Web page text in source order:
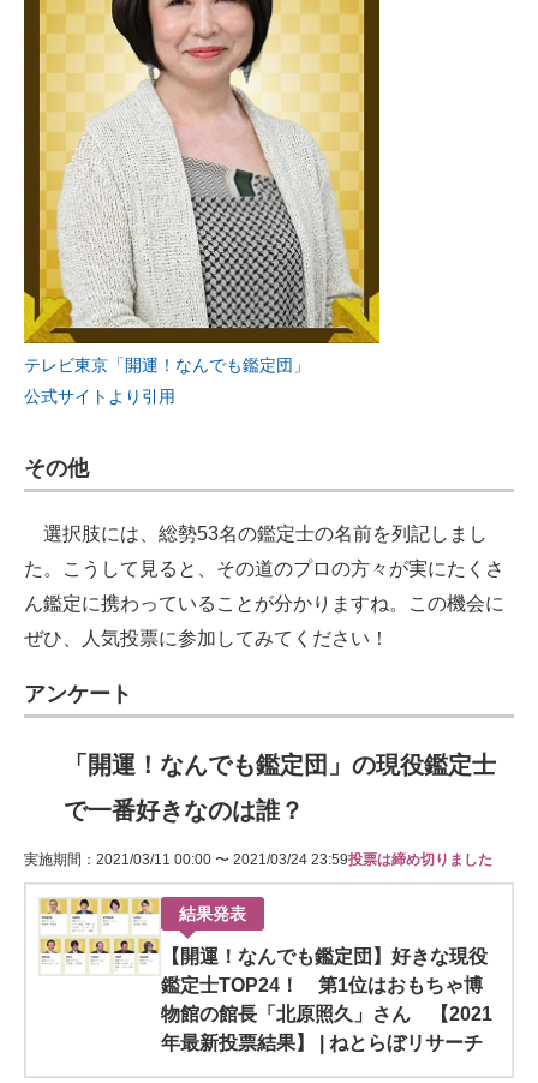
テレビ東京「開運！なんでも鑑定団」
公式サイトより引用
その他
選択肢には、総勢53名の鑑定士の名前を列記しまし
た。こうして見ると、その道のプロの方々が実にたくさ
ん鑑定に携わっていることが分かりますね。この機会に
ぜひ、人気投票に参加してみてください！
アンケート
「開運！なんでも鑑定団」の現役鑑定士
で一番好きなのは誰？
実施期間：2021/03/11 00:00 〜 2021/03/24 23:59投票は締め切りました
結果発表
【開運！なんでも鑑定団】好きな現役
鑑定士TOP24！ 第1位はおもちゃ博
物館の館長「北原照久」さん 【2021
年最新投票結果】 | ねとらぼリサーチ